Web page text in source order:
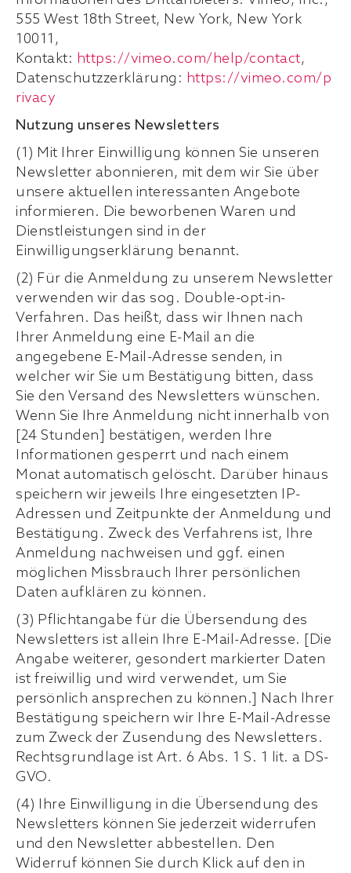
555 West 18th Street, New York, New York
10011,
Kontakt: https://vimeo.com/help/contact,
Datenschutzzerklärung: https://vimeo.com/p
rivacy
Nutzung unseres Newsletters
(1) Mit Ihrer Einwilligung können Sie unseren
Newsletter abonnieren, mit dem wir Sie über
unsere aktuellen interessanten Angebote
informieren. Die beworbenen Waren und
Dienstleistungen sind in der
Einwilligungserklärung benannt.
(2) Für die Anmeldung zu unserem Newsletter
verwenden wir das sog. Double-opt-in-
Verfahren. Das heißt, dass wir Ihnen nach
Ihrer Anmeldung eine E-Mail an die
angegebene E-Mail-Adresse senden, in
welcher wir Sie um Bestätigung bitten, dass
Sie den Versand des Newsletters wünschen.
Wenn Sie Ihre Anmeldung nicht innerhalb von
[24 Stunden] bestätigen, werden Ihre
Informationen gesperrt und nach einem
Monat automatisch gelöscht. Darüber hinaus
speichern wir jeweils Ihre eingesetzten IP-
Adressen und Zeitpunkte der Anmeldung und
Bestätigung. Zweck des Verfahrens ist, Ihre
Anmeldung nachweisen und ggf. einen
möglichen Missbrauch Ihrer persönlichen
Daten aufklären zu können.
(3) Pflichtangabe für die Übersendung des
Newsletters ist allein Ihre E-Mail-Adresse. [Die
Angabe weiterer, gesondert markierter Daten
ist freiwillig und wird verwendet, um Sie
persönlich ansprechen zu können.] Nach Ihrer
Bestätigung speichern wir Ihre E-Mail-Adresse
zum Zweck der Zusendung des Newsletters.
Rechtsgrundlage ist Art. 6 Abs. 1 S. 1 lit. a DS-
GVO.
(4) Ihre Einwilligung in die Übersendung des
Newsletters können Sie jederzeit widerrufen
und den Newsletter abbestellen. Den
Widerruf können Sie durch Klick auf den in